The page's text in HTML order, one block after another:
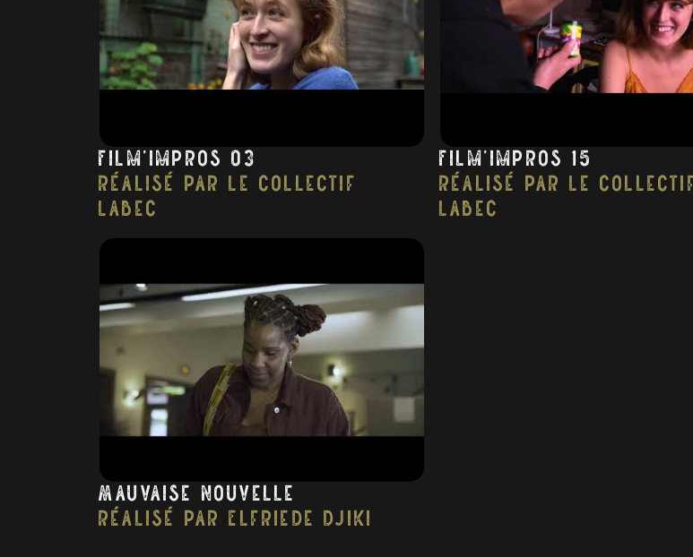
Film’impros 03
réalisé par Le collectif
Labec
Film’impros 15
réalisé par Le collectif
Labec
Mauvaise nouvelle
réalisé par Elfriede Djiki